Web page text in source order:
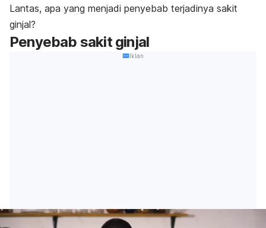
Lantas, apa yang menjadi penyebab terjadinya sakit
ginjal?
Penyebab sakit ginjal
Iklan